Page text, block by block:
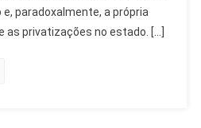
paradoxalmente, a própria
as privatizações no estado. […]